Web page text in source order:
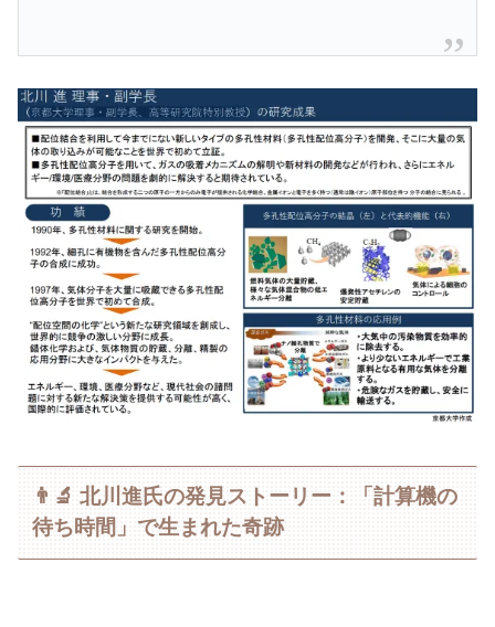
👨‍🔬 北川進氏の発見ストーリー：「計算機の
待ち時間」で生まれた奇跡